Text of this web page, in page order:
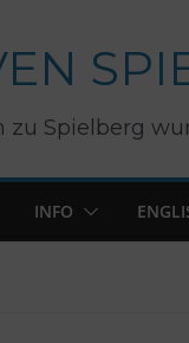
zu Spielberg
INFO